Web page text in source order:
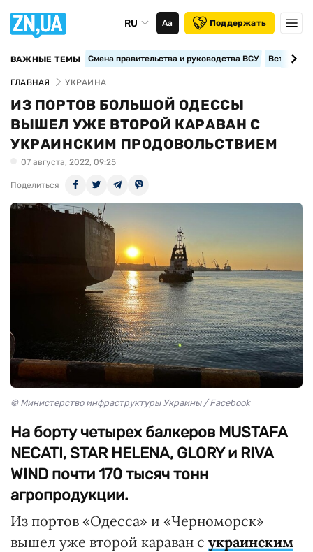
RU Аа Поддержать
ВАЖНЫЕ ТЕМЫ Смена правительства и руководства ВСУ
ГЛАВНАЯ УКРАИНА
ИЗ ПОРТОВ БОЛЬШОЙ ОДЕССЫ
ВЫШЕЛ УЖЕ ВТОРОЙ КАРАВАН С
УКРАИНСКИМ ПРОДОВОЛЬСТВИЕМ
07 августа, 2022, 09:25
Поделиться
© Министерство инфраструктуры Украины / Facebook
На борту четырех балкеров MUSTAFA
NECATI, STAR HELENA, GLORY и RIVA
WIND почти 170 тысяч тонн
агропродукции.
Из портов «Одесса» и «Черноморск»
вышел уже второй караван с украинским